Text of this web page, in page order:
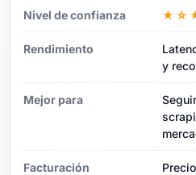
Nivel de confianza
Rendimiento
y
Mejor para
Facturación